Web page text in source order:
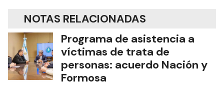
NOTAS RELACIONADAS
Programa de asistencia a
víctimas de trata de
personas: acuerdo Nación y
Formosa